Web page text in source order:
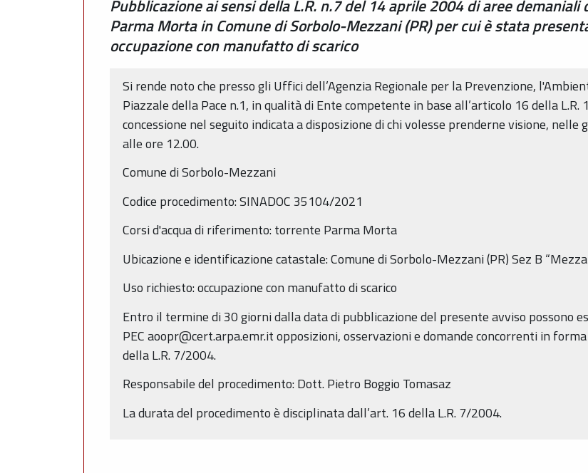
Pubblicazione ai sensi della L.R. n.7 del 14 aprile 2004 di aree
Parma Morta in Comune di Sorbolo-Mezzani (PR) per cui è stata
occupazione con manufatto di scarico
Si rende noto che presso gli Uffici dell’Agenzia Regionale per la Prevenzione,
Piazzale della Pace n.1, in qualità di Ente competente in base all’articolo 16 della
concessione nel seguito indicata a disposizione di chi volesse prenderne visione,
alle ore 12.00.
Comune di Sorbolo-Mezzani
Codice procedimento: SINADOC 35104/2021
Corsi d'acqua di riferimento: torrente Parma Morta
Ubicazione e identificazione catastale: Comune di Sorbolo-Mezzani (PR) Sez B
Uso richiesto: occupazione con manufatto di scarico
Entro il termine di 30 giorni dalla data di pubblicazione del presente avviso possono
PEC aoopr@cert.arpa.emr.it opposizioni, osservazioni e domande concorrenti in
della L.R. 7/2004.
Responsabile del procedimento: Dott. Pietro Boggio Tomasaz
La durata del procedimento è disciplinata dall’art. 16 della L.R. 7/2004.